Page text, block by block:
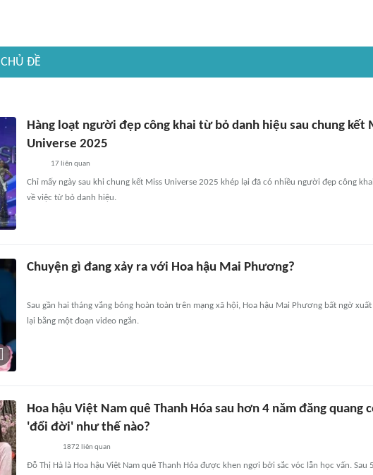
CHỦ ĐỀ
Hàng loạt người đẹp công khai từ bỏ danh hiệu sau chung kết
Universe 2025
17liên quan
Chỉ mấy ngày sau khi chung kết Miss Universe 2025 khép lại đã có nhiều người đẹp công
về việc từ bỏ danh hiệu.
Chuyện gì đang xảy ra với Hoa hậu Mai Phương?
Sau gần hai tháng vắng bóng hoàn toàn trên mạng xã hội, Hoa hậu Mai Phương bất ngờ
lại bằng một đoạn video ngắn.
Hoa hậu Việt Nam quê Thanh Hóa sau hơn 4 năm đăng quang
'đổi đời' như thế nào?
1872 liên quan
Đỗ Thị Hà là Hoa hậu Việt Nam quê Thanh Hóa được khen ngợi bởi sắc vóc lẫn học vấn. Sau